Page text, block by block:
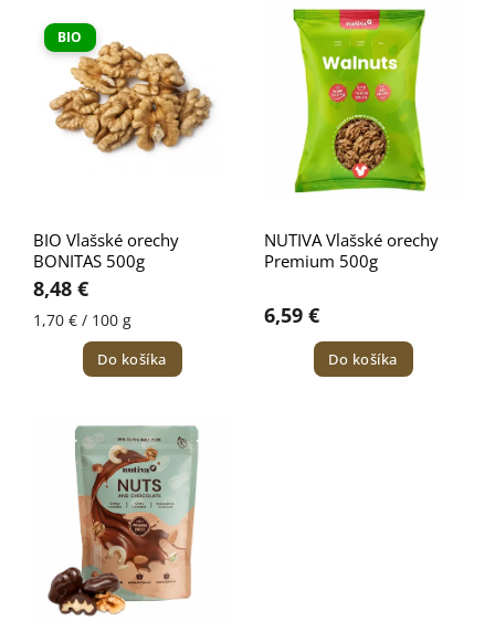
Abecedne
BIO
BIO Vlašské orechy
BONITAS 500g
8,48 €
1,70 € / 100 g
Do košíka
NUTIVA Vlašské orechy
Premium 500g
6,59 €
Do košíka